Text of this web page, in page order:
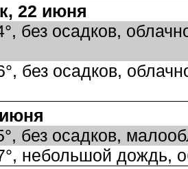
22 июня
без осадков,
без осадков,
без осадков,
небольшой дождь,